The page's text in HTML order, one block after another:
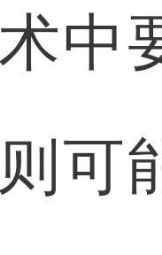
中
可